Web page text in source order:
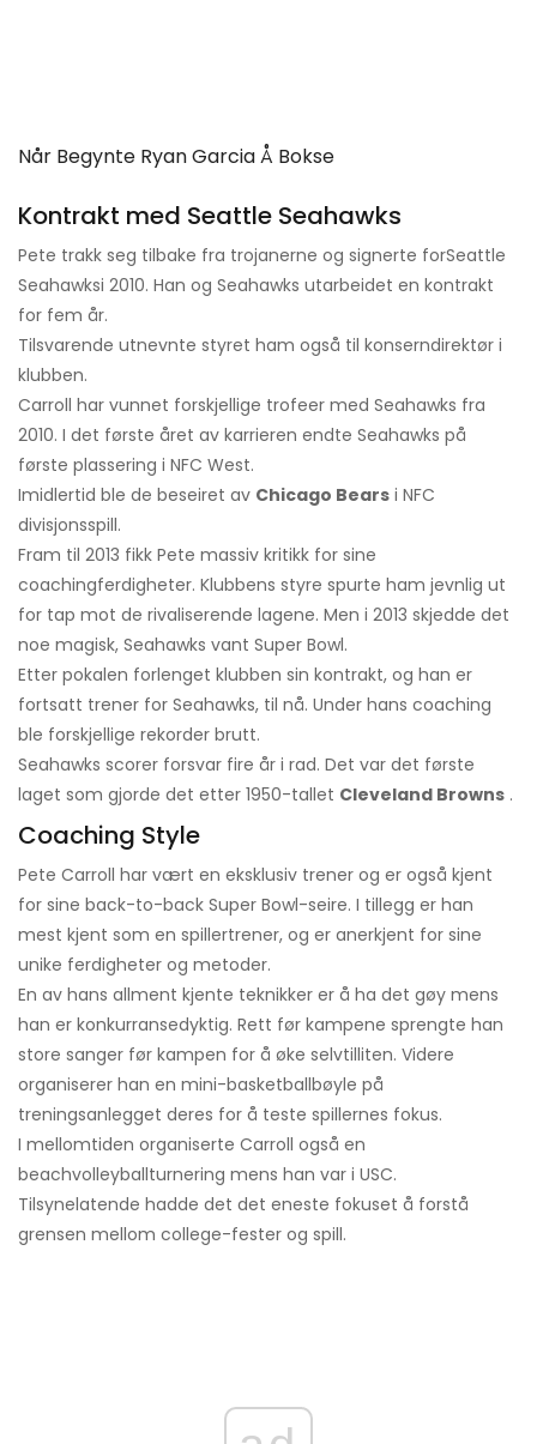
Når Begynte Ryan Garcia Å Bokse
Kontrakt med Seattle Seahawks
Pete trakk seg tilbake fra trojanerne og signerte forSeattle
Seahawksi 2010. Han og Seahawks utarbeidet en kontrakt
for fem år.
Tilsvarende utnevnte styret ham også til konserndirektør i
klubben.
Carroll har vunnet forskjellige trofeer med Seahawks fra
2010. I det første året av karrieren endte Seahawks på
første plassering i NFC West.
Imidlertid ble de beseiret av Chicago Bears i NFC
divisjonsspill.
Fram til 2013 fikk Pete massiv kritikk for sine
coachingferdigheter. Klubbens styre spurte ham jevnlig ut
for tap mot de rivaliserende lagene. Men i 2013 skjedde det
noe magisk, Seahawks vant Super Bowl.
Etter pokalen forlenget klubben sin kontrakt, og han er
fortsatt trener for Seahawks, til nå. Under hans coaching
ble forskjellige rekorder brutt.
Seahawks scorer forsvar fire år i rad. Det var det første
laget som gjorde det etter 1950-tallet Cleveland Browns .
Coaching Style
Pete Carroll har vært en eksklusiv trener og er også kjent
for sine back-to-back Super Bowl-seire. I tillegg er han
mest kjent som en spillertrener, og er anerkjent for sine
unike ferdigheter og metoder.
En av hans allment kjente teknikker er å ha det gøy mens
han er konkurransedyktig. Rett før kampene sprengte han
store sanger før kampen for å øke selvtilliten. Videre
organiserer han en mini-basketballbøyle på
treningsanlegget deres for å teste spillernes fokus.
I mellomtiden organiserte Carroll også en
beachvolleyballturnering mens han var i USC.
Tilsynelatende hadde det det eneste fokuset å forstå
grensen mellom college-fester og spill.